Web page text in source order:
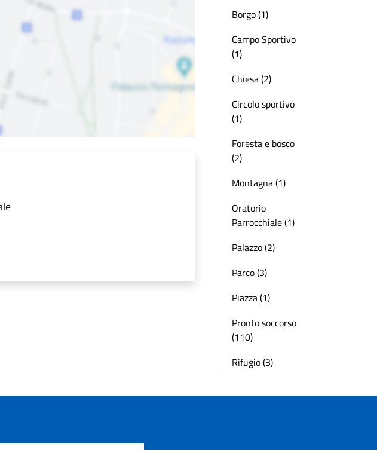
Borgo (1)
Campo Sportivo
(1)
Chiesa (2)
Circolo sportivo
(1)
Foresta e bosco
(2)
Montagna (1)
Oratorio
Parrocchiale (1)
Palazzo (2)
Parco (3)
Piazza (1)
Pronto soccorso
(110)
Rifugio (3)